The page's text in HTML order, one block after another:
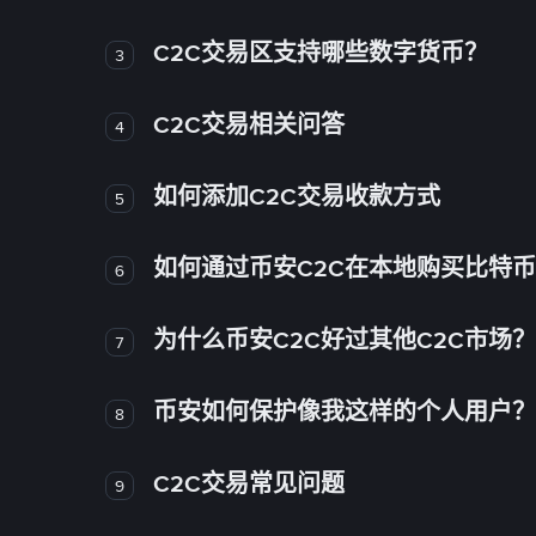
3 C2C交易区支持哪些数字货币？
4 C2C交易相关问答
5 如何添加C2C交易收款方式
6 如何通过币安C2C在本地购买比特
7 为什么币安C2C好过其他C2C市场？
8 币安如何保护像我这样的个人用户？
9 C2C交易常见问题